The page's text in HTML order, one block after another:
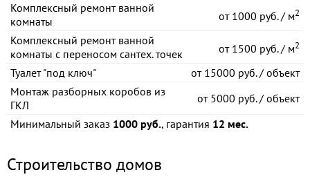
Комплексный ремонт ванной
комнаты
от1000 руб. / м2
Комплексный ремонт ванной
комнаты с переносом сантех. точек
от1500 руб. / м2
Туалет "под ключ" от15000 руб. / объект
Монтаж разборных коробов из
ГКЛ
от5000 руб. / объект
Минимальный заказ 1000 руб., гарантия 12 мес.
Строительство домов